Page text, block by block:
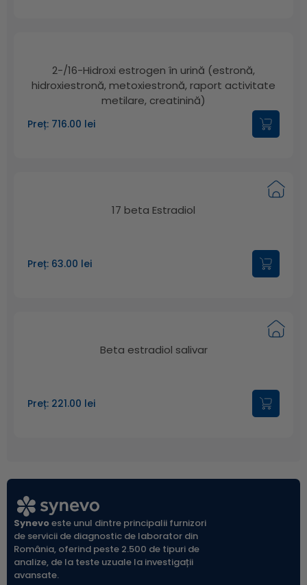
2-/16-Hidroxi estrogen în urină (estronă,
hidroxiestronă, metoxiestronă, raport activitate
metilare, creatinină)
Preț: 716.00 lei
17 beta Estradiol
Preț: 63.00 lei
Beta estradiol salivar
Preț: 221.00 lei
Synevoeste unul dintre principalii furnizori
de servicii de diagnostic de laborator din
România, oferind peste 2.500 de tipuri de
analize, de la teste uzuale la investigații
avansate.